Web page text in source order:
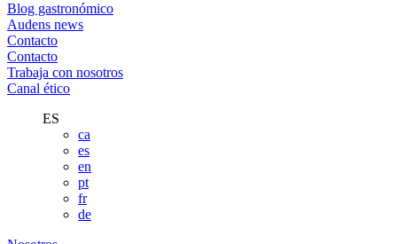
Blog gastronómico
Audens news
Contacto
Contacto
Trabaja con nosotros
Canal ético
ES
ca
es
en
pt
fr
de